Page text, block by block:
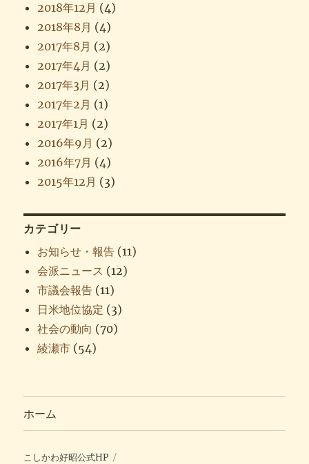
2018年12月 (4)
2018年8月 (4)
2017年8月 (2)
2017年4月 (2)
2017年3月 (2)
2017年2月 (1)
2017年1月 (2)
2016年9月 (2)
2016年7月 (4)
2015年12月 (3)
カテゴリー
お知らせ・報告 (11)
会派ニュース (12)
市議会報告 (11)
日米地位協定 (3)
社会の動向 (70)
綾瀬市 (54)
ホーム
こしかわ好昭公式HP